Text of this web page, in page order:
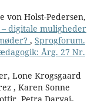
von Holst-Pedersen,
digitale muligheder
, Sprogforum.
Årg. 27 Nr.
Lone Krogsgaard
, Karen Sonne